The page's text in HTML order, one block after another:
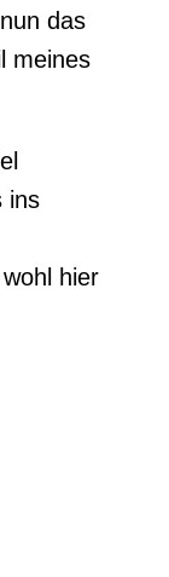
das
meines
ins
hier